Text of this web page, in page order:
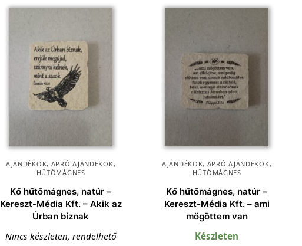
AJÁNDÉKOK, APRÓ AJÁNDÉKOK,
HŰTŐMÁGNES
Kő hűtőmágnes, natúr –
Kereszt-Média Kft. – Akik az
Úrban bíznak
Nincs készleten, rendelhető
AJÁNDÉKOK, APRÓ AJÁNDÉKOK,
HŰTŐMÁGNES
Kő hűtőmágnes, natúr –
Kereszt-Média Kft. – ami
mögöttem van
Készleten